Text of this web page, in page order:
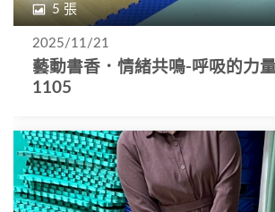
5 張
2025/11/21
藝動書香．情緒共鳴-呼吸的力
1105